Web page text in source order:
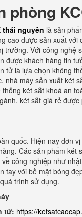
phòng
thái nguyên là sản
cao được sản xuất
Với công
được khách hàng tin
tử là lựa chọn không
nhà máy sản xuất két
két sắt khoá an
két sắt giá rẻ
quốc. Hiện nay đơn
Các sản phẩm
công nghiệp như
tay với bề mặt bóng
trình sử dụng.
tử: https://